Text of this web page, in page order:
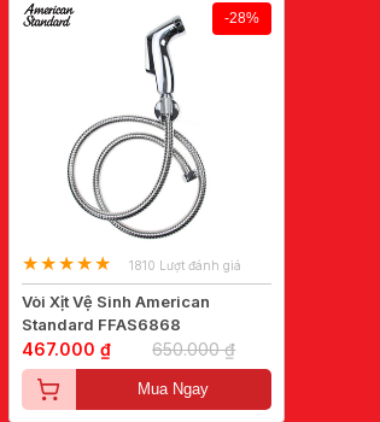
-28%
1810 Lượt đánh giá
Vòi Xịt Vệ Sinh American
Standard FFAS6868
467.000 ₫ 650.000 ₫
Mua Ngay